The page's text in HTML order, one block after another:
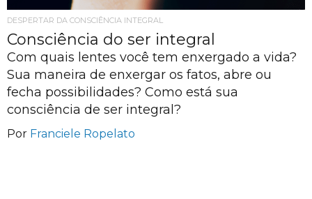
DESPERTAR DA CONSCIÊNCIA INTEGRAL
Consciência do ser integral
Com quais lentes você tem enxergado a vida?
Sua maneira de enxergar os fatos, abre ou
fecha possibilidades? Como está sua
consciência de ser integral?
Por Franciele Ropelato